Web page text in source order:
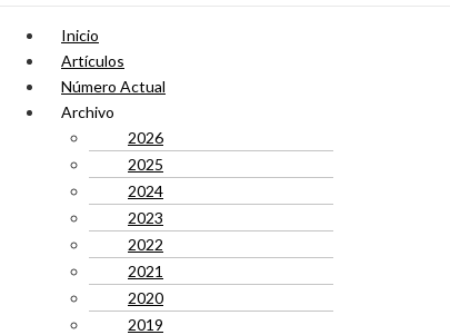
Inicio
Artículos
Número Actual
Archivo
2026
2025
2024
2023
2022
2021
2020
2019